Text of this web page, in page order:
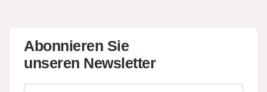
Abonnieren Sie
unseren Newsletter